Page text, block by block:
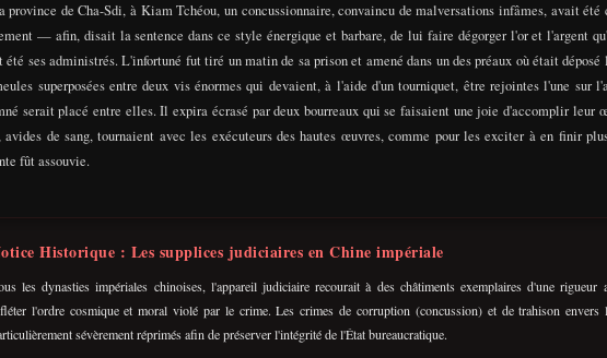
province de Cha-Sdi, à Kiam Tchéou, un concussionnaire, convaincu de malversations infâmes, avait été
— afin, disait la sentence dans ce style énergique et barbare, de lui faire dégorger l'or et l'argent
été ses administrés. L'infortuné fut tiré un matin de sa prison et amené dans un des préaux où était
superposées entre deux vis énormes qui devaient, à l'aide d'un tourniquet, être rejointes l'une sur
serait placé entre elles. Il expira écrasé par deux bourreaux qui se faisaient une joie d'accomplir leur
avides de sang, tournaient avec les exécuteurs des hautes œuvres, comme pour les exciter à en finir
fût assouvie.
Historique : Les supplices judiciaires en Chine impériale
les dynasties impériales chinoises, l'appareil judiciaire recourait à des châtiments exemplaires d'une rigueur
l'ordre cosmique et moral violé par le crime. Les crimes de corruption (concussion) et de trahison envers
sévèrement réprimés afin de préserver l'intégrité de l'État bureaucratique.